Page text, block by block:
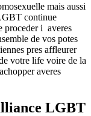
mais aussi
continue
proceder i averes
de vos potes
pres affleurer
votre life voire de la
averes
LGBT